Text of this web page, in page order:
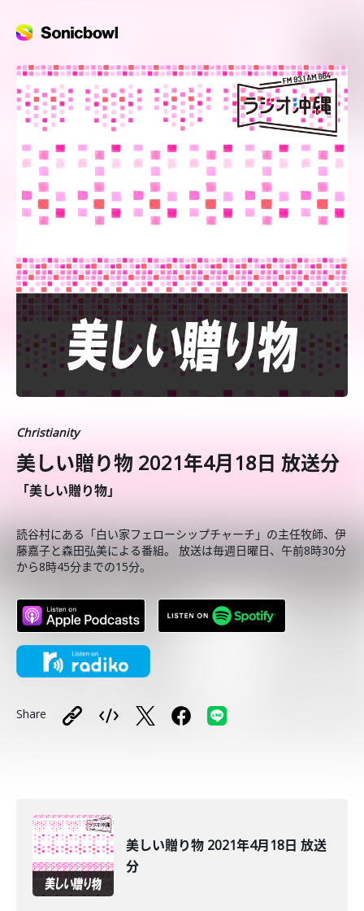
Christianity
美しい贈り物 2021年4月18日 放送分
「美しい贈り物」
読谷村にある「白い家フェローシップチャーチ」の主任牧師、伊
藤嘉子と森田弘美による番組。 放送は毎週日曜日、午前8時30分
から8時45分までの15分。
Share
美しい贈り物 2021年4月18日 放送
分